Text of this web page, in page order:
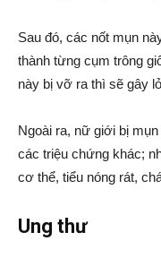
Sau đó, các nốt mụn
thành từng cụm trông
này bị vỡ ra thì sẽ gây
Ngoài ra, nữ giới bị
các triệu chứng khác;
cơ thể, tiểu nóng rát,
Ung thư